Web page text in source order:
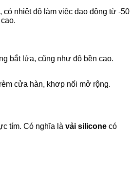
có nhiệt độ làm việc dao động từ -50
bắt lửa, cũng như độ bền cao.
cửa hàn, khơp nối mở rộng.
tím. Có nghĩa là vải silicone có